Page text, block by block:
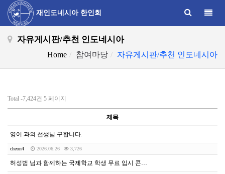
재인도네시아 한인회
자유게시판/추천 인도네시아
Home 참여마당 자유게시판/추천 인도네시아
Total -7,424건 5 페이지
제목
영어 과외 선생님 구합니다.
cheon4 2026.06.26 3,726
허성범 님과 함께하는 국제학교 학생 무료 입시 콘서트